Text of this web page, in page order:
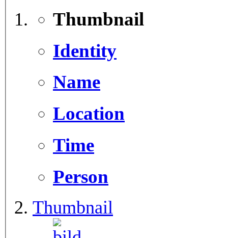
Thumbnail
Identity
Name
Location
Time
Person
Thumbnail